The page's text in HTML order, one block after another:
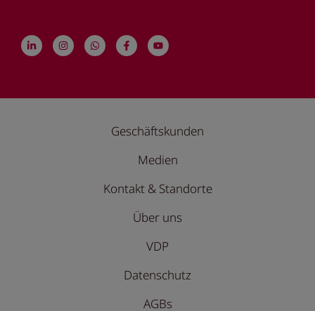
Geschäftskunden
Medien
Kontakt & Standorte
Über uns
VDP
Datenschutz
AGBs